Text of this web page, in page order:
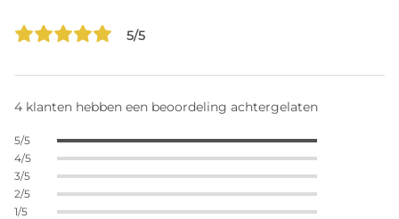
5/5
4 klanten hebben een beoordeling achtergelaten
5/5
4/5
3/5
2/5
1/5